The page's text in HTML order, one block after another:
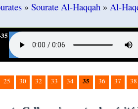
» Sourate Al-Haqqah » Al-
25 30 32 33 34 35 36 37 38